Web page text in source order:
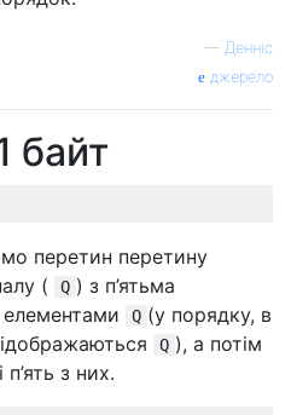
— Денніс
джерело
байт
перетин перетину
(
Q ) з п’ятьма
Q (у порядку, в
Q ), а потім
з них.